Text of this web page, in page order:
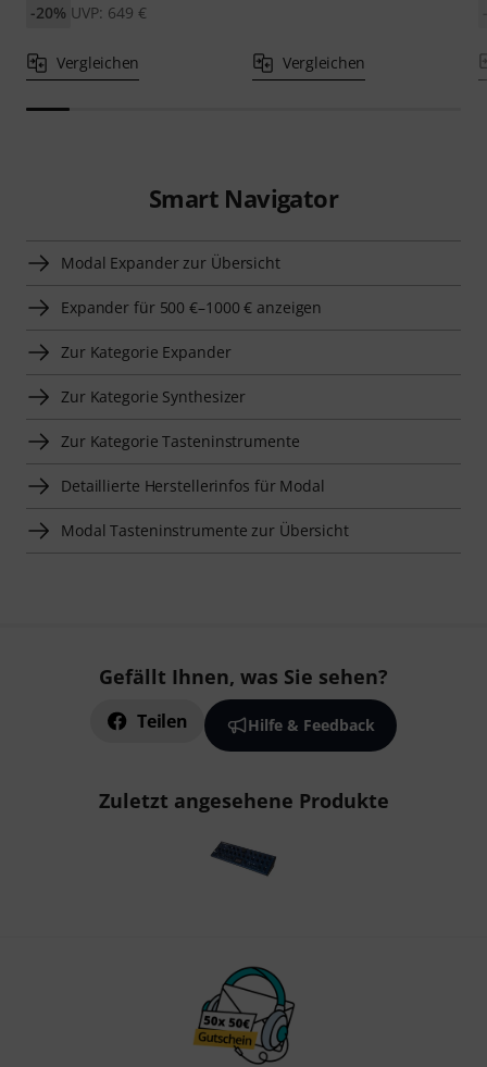
UVP: 649 €
-20%
Vergleichen Vergleichen
Smart Navigator
Modal Expander zur Übersicht
Expander für 500 €–1000 € anzeigen
Zur Kategorie Expander
Zur Kategorie Synthesizer
Zur Kategorie Tasteninstrumente
Detaillierte Herstellerinfos für Modal
Modal Tasteninstrumente zur Übersicht
Gefällt Ihnen, was Sie sehen?
Teilen Hilfe & Feedback
Zuletzt angesehene Produkte